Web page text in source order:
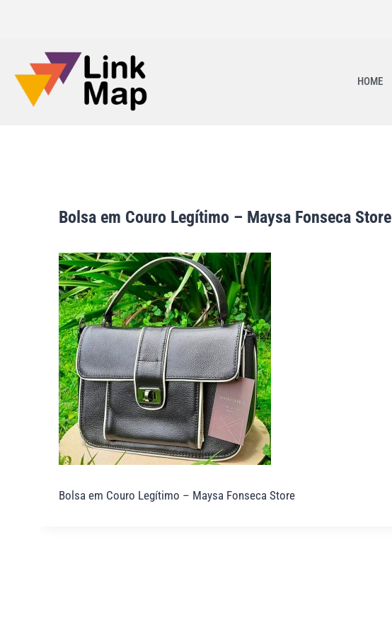
HOME
Bolsa em Couro Legítimo – Maysa Fonseca Store
Bolsa em Couro Legítimo – Maysa Fonseca Store